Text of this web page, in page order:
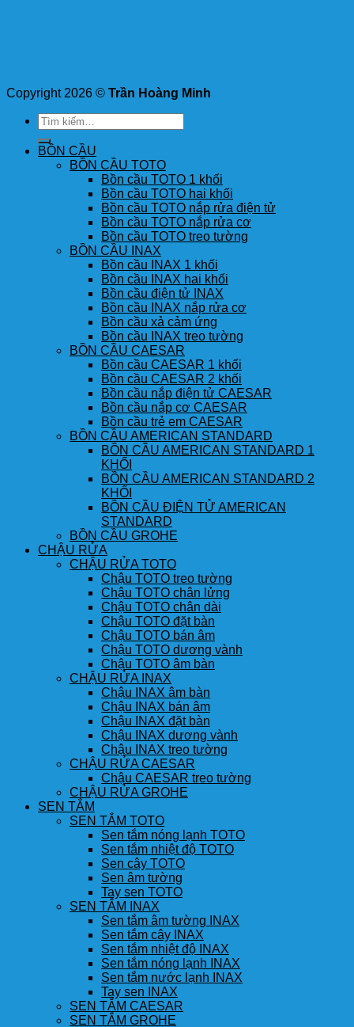
Copyright 2026 © Trần Hoàng Minh
Tìm
kiếm:
BỒN CẦU
BỒN CẦU TOTO
Bồn cầu TOTO 1 khối
Bồn cầu TOTO hai khối
Bồn cầu TOTO nắp rửa điện tử
Bồn cầu TOTO nắp rửa cơ
Bồn cầu TOTO treo tường
BỒN CẦU INAX
Bồn cầu INAX 1 khối
Bồn cầu INAX hai khối
Bồn cầu điện tử INAX
Bồn cầu INAX nắp rửa cơ
Bồn cầu xả cảm ứng
Bồn cầu INAX treo tường
BỒN CẦU CAESAR
Bồn cầu CAESAR 1 khối
Bồn cầu CAESAR 2 khối
Bồn cầu nắp điện tử CAESAR
Bồn cầu nắp cơ CAESAR
Bồn cầu trẻ em CAESAR
BỒN CẦU AMERICAN STANDARD
BỒN CẦU AMERICAN STANDARD 1
KHỐI
BỒN CẦU AMERICAN STANDARD 2
KHỐI
BỒN CẦU ĐIỆN TỬ AMERICAN
STANDARD
BỒN CẦU GROHE
CHẬU RỬA
CHẬU RỬA TOTO
Chậu TOTO treo tường
Chậu TOTO chân lửng
Chậu TOTO chân dài
Chậu TOTO đặt bàn
Chậu TOTO bán âm
Chậu TOTO dương vành
Chậu TOTO âm bàn
CHẬU RỬA INAX
Chậu INAX âm bàn
Chậu INAX bán âm
Chậu INAX đặt bàn
Chậu INAX dương vành
Chậu INAX treo tường
CHẬU RỬA CAESAR
Chậu CAESAR treo tường
CHẬU RỬA GROHE
SEN TẮM
SEN TẮM TOTO
Sen tắm nóng lạnh TOTO
Sen tắm nhiệt độ TOTO
Sen cây TOTO
Sen âm tường
Tay sen TOTO
SEN TẮM INAX
Sen tắm âm tường INAX
Sen tắm cây INAX
Sen tắm nhiệt độ INAX
Sen tắm nóng lạnh INAX
Sen tắm nước lạnh INAX
Tay sen INAX
SEN TẮM CAESAR
SEN TẮM GROHE